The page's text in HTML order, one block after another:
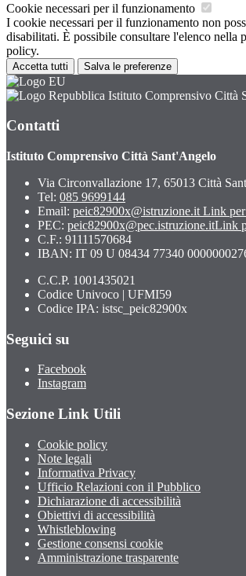
Cookie necessari per il funzionamento
I cookie necessari per il funzionamento non
disabilitati. È possibile consultare l'elenco nella
policy.
Accetta tutti Salva le preferenze
Istituto Comprensivo Città
Contatti
Istituto Comprensivo Città Sant'Angelo
Via Circonvallazione 17, 65013 Città
Tel: 085 9699144
Email: peic82900x@istruzione.it Link
PEC: peic82900x@pec.istruzione.itLink
C.F.: 91111570684
IBAN: IT 09 U 08434 77340
C.C.P. 1001435021
Codice Univoco | UFMI59
Codice IPA: istsc_peic82900x
Seguici su
Facebook
Instagram
Sezione Link Utili
Cookie policy
Note legali
Informativa Privacy
Ufficio Relazioni con il Pubblico
Dichiarazione di accessibilità
Obiettivi di accessibilità
Whistleblowing
Gestione consensi cookie
Amministrazione trasparente